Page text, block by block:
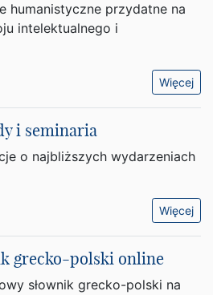
humanistyczne przydatne na
intelektualnego i
Więcej
i seminaria
o najbliższych wydarzeniach
Więcej
grecko-polski online
słownik grecko-polski na